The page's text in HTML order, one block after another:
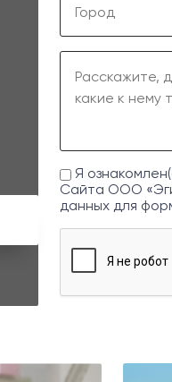
Я
Сайта ООО
данных для